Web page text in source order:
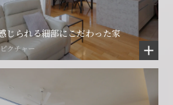
じられる細部にこだわった家
クチャー